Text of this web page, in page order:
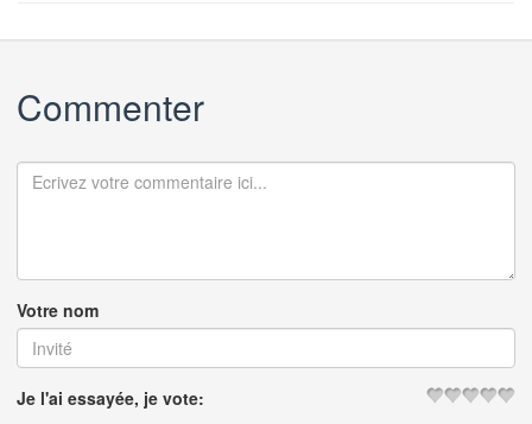
Commenter
Votre nom
Je l'ai essayée, je vote: